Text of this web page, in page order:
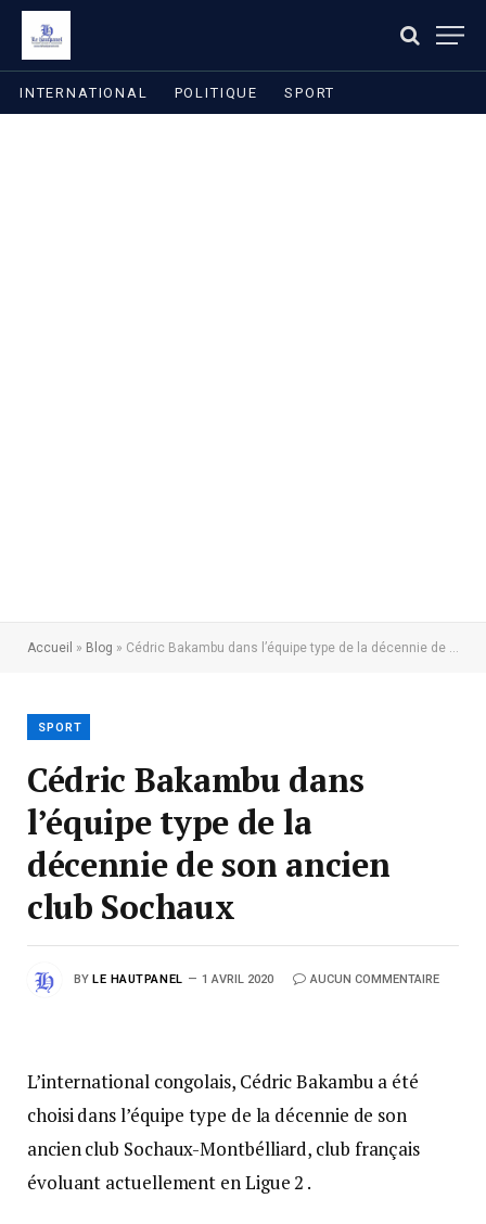
INTERNATIONAL POLITIQUE SPORT
Accueil » Blog » Cédric Bakambu dans l’équipe type de la décennie de son ancien club Sochaux
SPORT
Cédric Bakambu dans
l’équipe type de la
décennie de son ancien
club Sochaux
BY LE HAUTPANEL 1 AVRIL 2020 AUCUN COMMENTAIRE
L’international congolais, Cédric Bakambu a été
choisi dans l’équipe type de la décennie de son
ancien club Sochaux-Montbélliard, club français
évoluant actuellement en Ligue 2 .